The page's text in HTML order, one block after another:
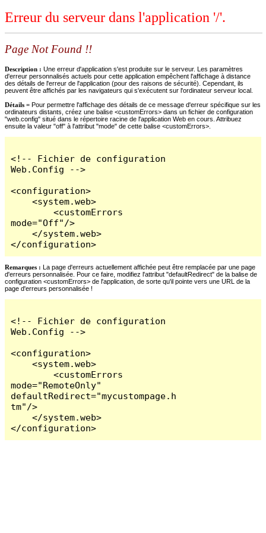
Erreur du serveur dans l'application '/'.
Page Not Found !!
Description : Une erreur d'application s'est produite sur le serveur. Les paramètres
d'erreur personnalisés actuels pour cette application empêchent l'affichage à distance
des détails de l'erreur de l'application (pour des raisons de sécurité). Cependant, ils
peuvent être affichés par les navigateurs qui s'exécutent sur l'ordinateur serveur local.
Détails = Pour permettre l'affichage des détails de ce message d'erreur spécifique sur les
ordinateurs distants, créez une balise <customErrors> dans un fichier de configuration
"web.config" situé dans le répertoire racine de l'application Web en cours. Attribuez
ensuite la valeur "off" à l'attribut "mode" de cette balise <customErrors>.
<!-- Fichier de configuration
Web.Config -->
<configuration>
    <system.web>
        <customErrors
mode="Off"/>
    </system.web>
</configuration>
Remarques : La page d'erreurs actuellement affichée peut être remplacée par une page
d'erreurs personnalisée. Pour ce faire, modifiez l'attribut "defaultRedirect" de la balise de
configuration <customErrors> de l'application, de sorte qu'il pointe vers une URL de la
page d'erreurs personnalisée !
<!-- Fichier de configuration
Web.Config -->
<configuration>
    <system.web>
        <customErrors
mode="RemoteOnly"
defaultRedirect="mycustompage.h
tm"/>
    </system.web>
</configuration>